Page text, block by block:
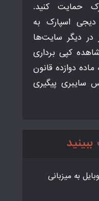
حمایت کنید.
اسپارک به
دیگر سایت‌ها
کپی برداری
دوازده قانون
سایبری پیگیری
ببینید
به میزبانی